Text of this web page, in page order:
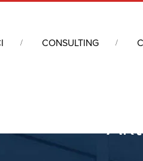
CONSULTING